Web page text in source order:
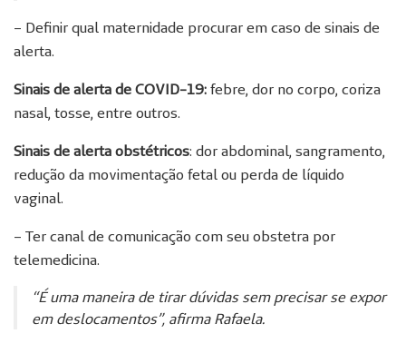
– Definir qual maternidade procurar em caso de sinais de
alerta.
Sinais de alerta de COVID-19: febre, dor no corpo, coriza
nasal, tosse, entre outros.
Sinais de alerta obstétricos: dor abdominal, sangramento,
redução da movimentação fetal ou perda de líquido
vaginal.
– Ter canal de comunicação com seu obstetra por
telemedicina.
“É uma maneira de tirar dúvidas sem precisar se expor
em deslocamentos”, afirma Rafaela.